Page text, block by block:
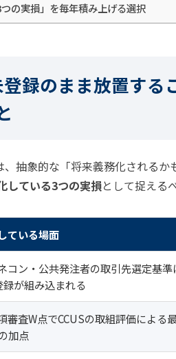
の実損」を毎年積み上げる選択
登録のまま放置する
抽象的な「将来義務化されるか
している3つの実損として捉える
ている場面
コン・公共発注者の取引先選定基準
録が組み込まれる
審査W点でCCUSの取組評価による
加点